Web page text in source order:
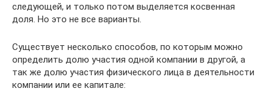
следующей, и только потом выделяется косвенная
доля. Но это не все варианты.
Существует несколько способов, по которым можно
определить долю участия одной компании в другой, а
так же долю участия физического лица в деятельности
компании или ее капитале: